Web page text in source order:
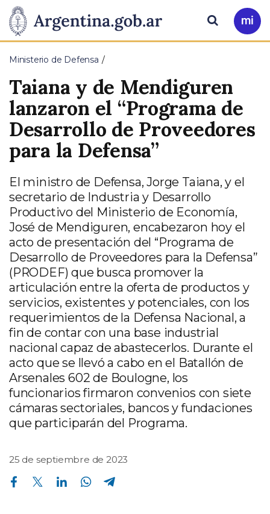
Presidencia
de
la
Nación
Pasar al contenido principal
Ir
a
Buscar
Ministerio de Defensa
Taiana y de Mendiguren
lanzaron el “Programa de
Desarrollo de Proveedores
para la Defensa”
El ministro de Defensa, Jorge Taiana, y el
secretario de Industria y Desarrollo
Productivo del Ministerio de Economía,
José de Mendiguren, encabezaron hoy el
acto de presentación del “Programa de
Desarrollo de Proveedores para la Defensa”
(PRODEF) que busca promover la
articulación entre la oferta de productos y
servicios, existentes y potenciales, con los
requerimientos de la Defensa Nacional, a
fin de contar con una base industrial
nacional capaz de abastecerlos. Durante el
acto que se llevó a cabo en el Batallón de
Arsenales 602 de Boulogne, los
funcionarios firmaron convenios con siete
cámaras sectoriales, bancos y fundaciones
que participarán del Programa.
25 de septiembre de 2023
Compartir en Facebook Compartir en Twitter Compartir en Linkedin Compartir en Whatsapp